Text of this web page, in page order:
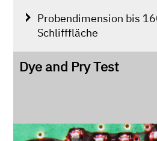
Probendimension bis
Schlifffläche
Dye and Pry Test